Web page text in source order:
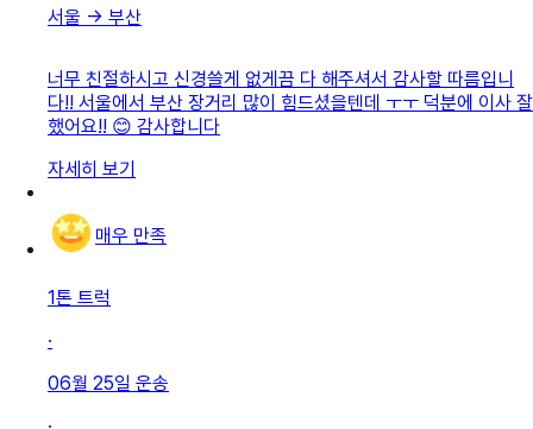
서울 → 부산
너무 친절하시고 신경쓸게 없게끔 다 해주셔서 감사할 따름입니
다!! 서울에서 부산 장거리 많이 힘드셨을텐데 ㅜㅜ 덕분에 이사 잘
했어요!! 😊 감사합니다
자세히 보기
매우 만족
1톤 트럭
·
06월 25일 운송